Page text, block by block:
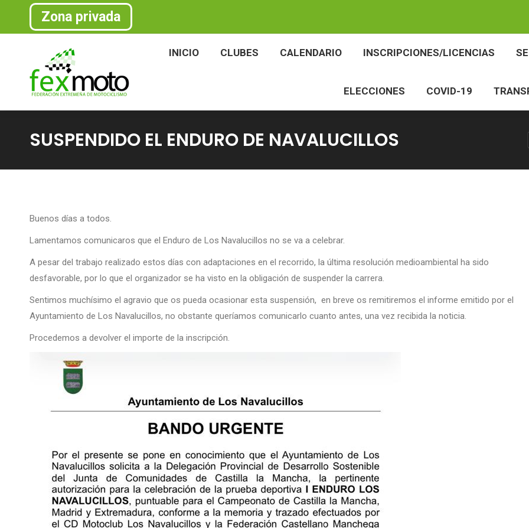
Zona privada
INICIO CLUBES CALENDARIO INSCRIPCIONES/LICENCIAS
ELECCIONES COVID-19
SUSPENDIDO EL ENDURO DE NAVALUCILLOS
Buenos días a todos.
Lamentamos comunicaros que el Enduro de Los Navalucillos no se va a celebrar.
A pesar del trabajo realizado estos días con adaptaciones en el recorrido, la última resolución medioambiental ha sido
desfavorable, por lo que el organizador se ha visto en la obligación de suspender la carrera.
Sentimos muchísimo el agravio que os pueda ocasionar esta suspensión, en breve os remitiremos el informe emitido por el
Ayuntamiento de Los Navalucillos, no obstante queríamos comunicarlo cuanto antes, una vez recibida la noticia.
Procedemos a devolver el importe de la inscripción.
ELECCIONES COVID-19